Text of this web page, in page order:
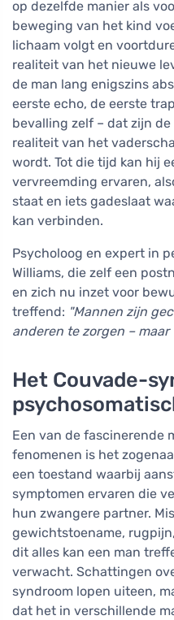
op dezelfde manier als
beweging van het kind
lichaam volgt en
realiteit van het nieuwe
de man lang enigszins
eerste echo, de eerste
bevalling zelf – dat zijn
realiteit van het
wordt. Tot die tijd kan hij
vervreemding ervaren,
staat en iets gadeslaat
kan verbinden.
Psycholoog en expert in
Williams, die zelf een
en zich nu inzet voor
treffend: "Mannen zijn
anderen te zorgen –
Het Couvade-
Een van de fascinerende
fenomenen is het
een toestand waarbij
symptomen ervaren die
hun zwangere partner.
gewichtstoename,
dit alles kan een man
verwacht. Schattingen
syndroom lopen uiteen,
dat het in verschillende